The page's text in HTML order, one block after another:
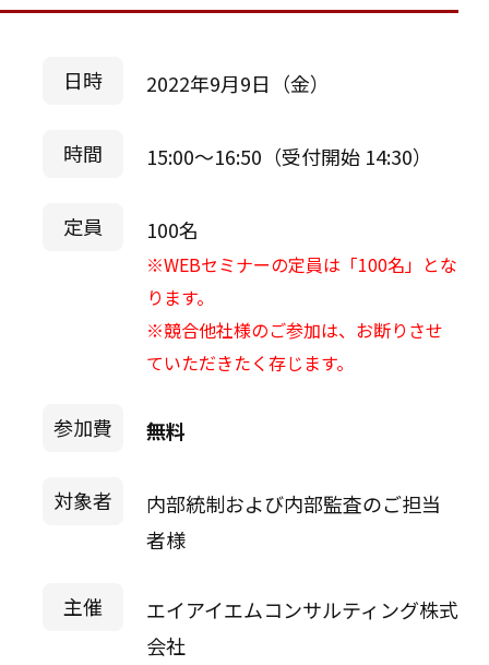
日時 2022年9月9日（金）
時間 15:00～16:50（受付開始 14:30）
定員 100名
※WEBセミナーの定員は「100名」とな
ります。
※競合他社様のご参加は、お断りさせ
ていただきたく存じます。
参加費 無料
対象者
内部統制および内部監査のご担当
者様
主催
エイアイエムコンサルティング株式
会社